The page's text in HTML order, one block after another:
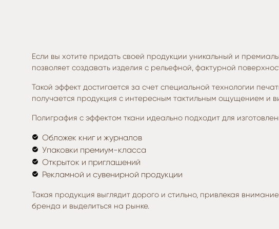
Если вы хотите придать своей продукции уникальный и
позволяет создавать изделия с рельефной, фактурной
Такой эффект достигается за счет специальной технологии
получается продукция с интересным тактильным ощущением и
Полиграфия с эффектом ткани идеально подходит для
Обложек книг и журналов
Упаковки премиум-класса
Открыток и приглашений
Рекламной и сувенирной продукции
Такая продукция выглядит дорого и стильно, привлекая
бренда и выделиться на рынке.